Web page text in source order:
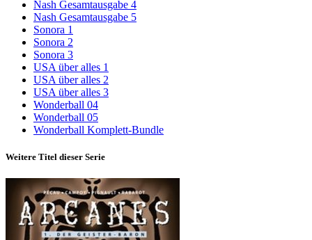
Nash Gesamtausgabe 4
Nash Gesamtausgabe 5
Sonora 1
Sonora 2
Sonora 3
USA über alles 1
USA über alles 2
USA über alles 3
Wonderball 04
Wonderball 05
Wonderball Komplett-Bundle
Weitere Titel dieser Serie